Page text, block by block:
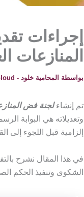
إجراءات
المنازعات
بواسطة المحامية خلود - Lawyer Kholoud
تم إنشاءلجنة فض
وتعديلاته هي البوابة
إلزامية قبل اللجوء إلى
في هذا المقال نشرح
الشكوى وتنفيذ الحكم